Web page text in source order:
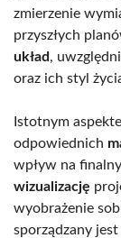
zmierzenie
przyszłych
układ,
oraz ich styl
Istotnym
odpowiednich
wpływ na
wizualizację
wyobrażenie
sporządzany jest